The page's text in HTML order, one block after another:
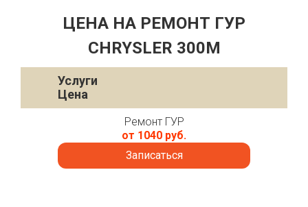
ЦЕНА НА РЕМОНТ ГУР
CHRYSLER 300M
Услуги
Цена
Ремонт ГУР
от 1040 руб.
Записаться